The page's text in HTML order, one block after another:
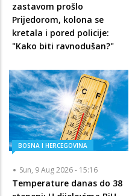
zastavom prošlo
Prijedorom, kolona se
kretala i pored policije:
"Kako biti ravnodušan?"
BOSNA I HERCEGOVINA
Sun, 9 Aug 2026 - 15:16
Temperature danas do 38